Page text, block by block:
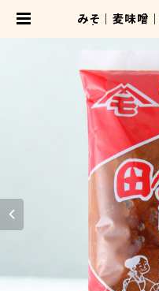
みそ｜麦味噌